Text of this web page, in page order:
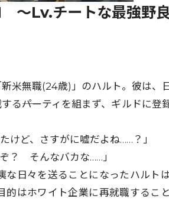
～Lv.チートな最強野
米無職(24歳)」のハルト。彼は、
――パーティを組まず、ギルドに登
けど、さすがに嘘だよね……？」
ぞ？ そんなバカな……」
日々を送ることになったハルト
はホワイト企業に再就職するこ